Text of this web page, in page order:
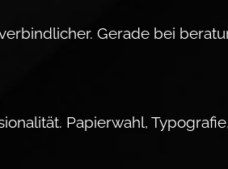
Gerade bei
Papierwahl,